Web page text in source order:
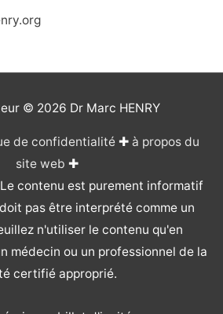
© 2026 Dr Marc HENRY
de confidentialité✚ à propos du
site web ✚
contenu est purement informatif
pas être interprété comme un
n'utiliser le contenu qu'en
médecin ou un professionnel de la
certifié approprié.